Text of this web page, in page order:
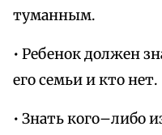
туманным.
• Ребенок должен
его семьи и кто нет.
• Знать кого–либо